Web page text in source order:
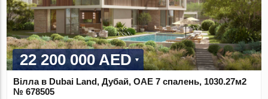
22 200 000 AED
Вілла в Dubai Land, Дубай, ОАЕ 7 спалень, 1030.27м2
№ 678505